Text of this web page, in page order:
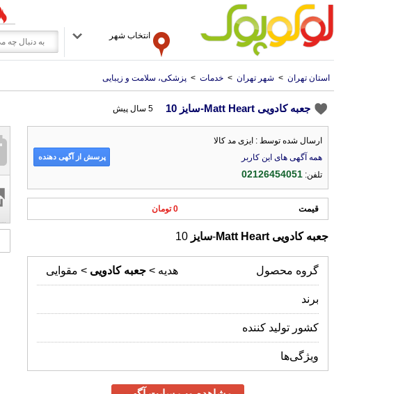
انتخاب شهر
استان تهران > شهر تهران > خدمات > پزشکی، سلامت و زیبایی
جعبه کادویی Matt Heart-سایز 10 5 سال پیش
ارسال شده توسط : ایزی مد کالا
همه آگهی های این کاربر
تلفن:02126454051
پرسش از آگهی دهنده
قیمت 0 تومان
جعبه کادویی Matt Heart
-سایز
گروه محصول هدیه >جعبه کادویی > مقوایی
برند
کشور تولید کننده
ویژگی‌ها